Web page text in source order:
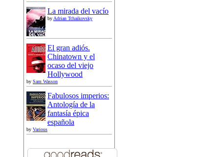
La mirada del vacío
byAdrian Tchaikovsky
El gran adiós.
Chinatown y el
ocaso del viejo
Hollywood
by Sam Wasson
Fabulosos imperios:
Antología de la
fantasía épica
española
by Various